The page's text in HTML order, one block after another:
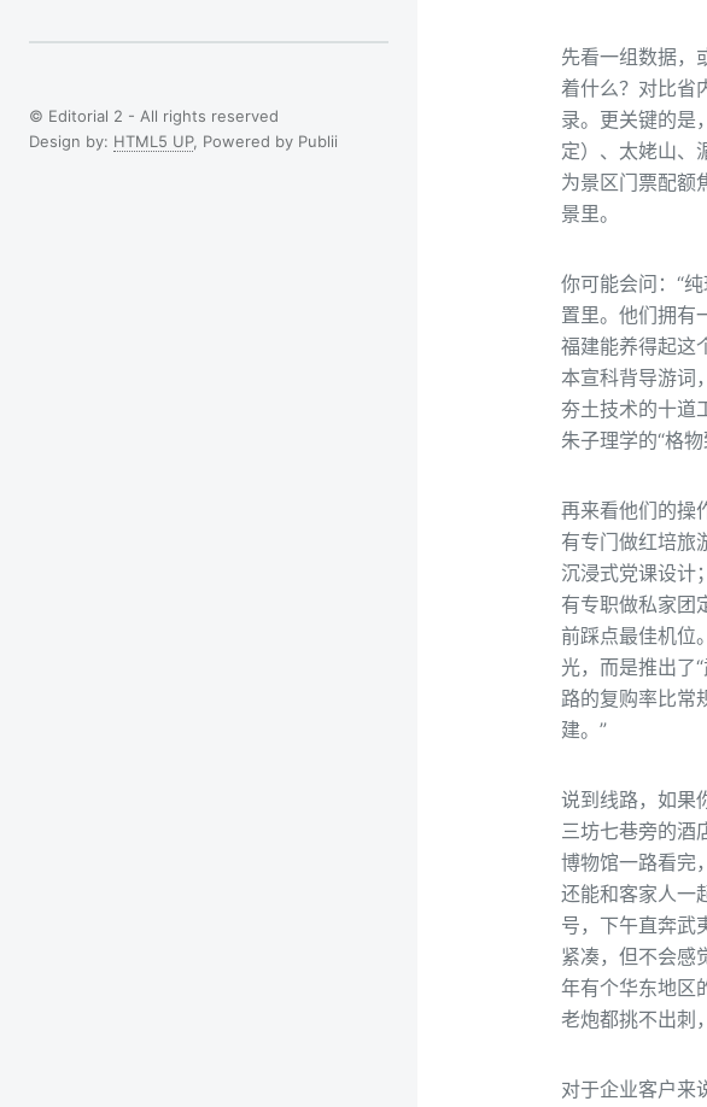
先看一组数据，
着什么？对比省
录。更关键的是
定）、太姥山、
为景区门票配额
景里。
你可能会问：“
置里。他们拥有
福建能养得起这
本宣科背导游词
夯土技术的十道
朱子理学的“格
再来看他们的操
有专门做红培旅
沉浸式党课设计
有专职做私家团
前踩点最佳机位
光，而是推出了
路的复购率比常
建。”
说到线路，如果
三坊七巷旁的酒
博物馆一路看完
还能和客家人一
号，下午直奔武
紧凑，但不会感
年有个华东地区
老炮都挑不出刺
对于企业客户来
© Editorial 2 - All rights reserved
Design by: HTML5 UP, Powered by Publii